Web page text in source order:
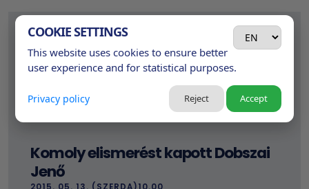
Komoly elismerést kapott Dobszai
Jenő
COOKIE SETTINGS
This website uses cookies to ensure better
user experience and for statistical purposes.
Privacy policy Reject Accept